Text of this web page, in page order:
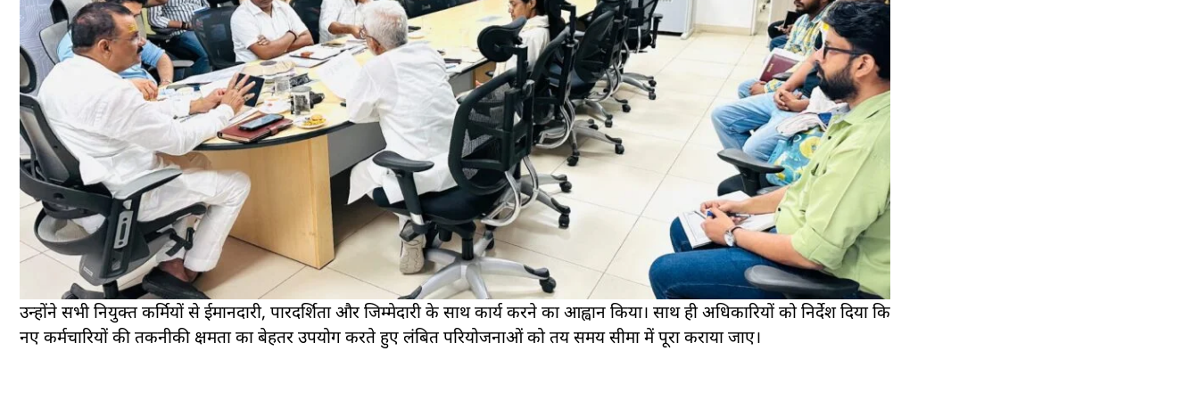
उन्होंने सभी नियुक्त कर्मियों से ईमानदारी, पारदर्शिता और जिम्मेदारी के साथ कार्य करने का आह्वान किया। साथ ही अधिकारियों को निर्देश दिया कि
नए कर्मचारियों की तकनीकी क्षमता का बेहतर उपयोग करते हुए लंबित परियोजनाओं को तय समय सीमा में पूरा कराया जाए।